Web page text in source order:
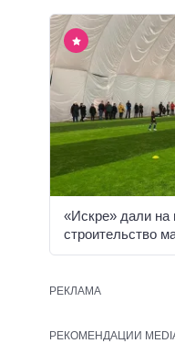
«Искре» дали на
строительство
РЕКЛАМА
РЕКОМЕНДАЦИИ